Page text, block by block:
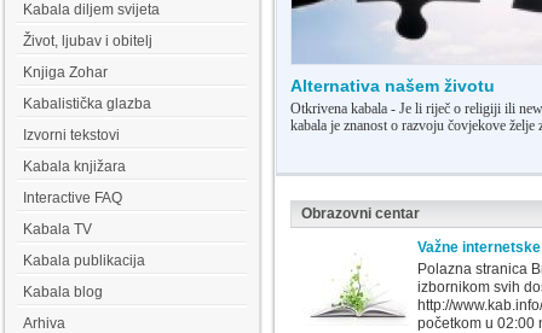
Alternativa našem životu
Otkrivena kabala - Je li riječ o religiji ili
kabala je znanost o razvoju čovjekove želje
Obrazovni centar
Važne
Polazna stranica
izbornikom svih
http://
početkom u 02:00
Kabala diljem svijeta
Život, ljubav i obitelj
Knjiga Zohar
Kabalistička glazba
Izvorni tekstovi
Kabala knjižara
Interactive FAQ
Kabala TV
Kabala publikacija
Kabala blog
Arhiva